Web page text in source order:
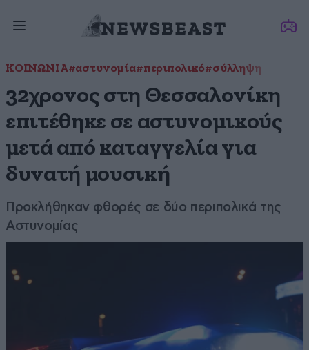
ΚΟΙΝΩΝΙΑ#αστυνομία#περιπολικό#σύλληψη
32χρονος στη Θεσσαλονίκη
επιτέθηκε σε αστυνομικούς
μετά από καταγγελία για
δυνατή μουσική
Προκλήθηκαν φθορές σε δύο περιπολικά της
Αστυνομίας